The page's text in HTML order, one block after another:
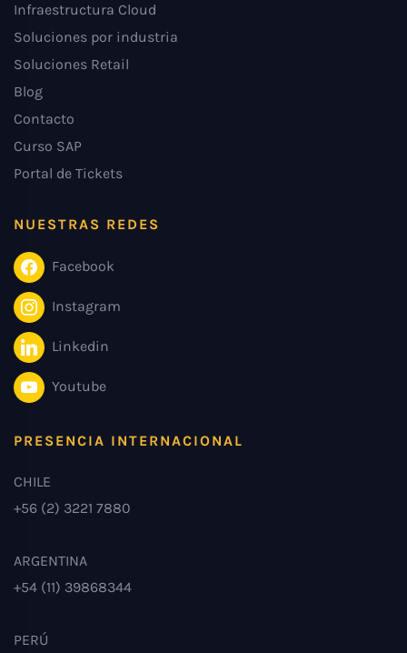
Infraestructura Cloud
Soluciones por industria
Soluciones Retail
Blog
Contacto
Curso SAP
Portal de Tickets
NUESTRAS REDES
Facebook
Instagram
Linkedin
Youtube
PRESENCIA INTERNACIONAL
CHILE
+56 (2) 3221 7880
ARGENTINA
+54 (11) 39868344
PERÚ